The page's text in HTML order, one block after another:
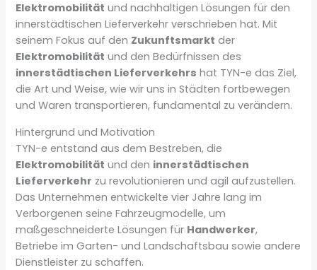
Elektromobilität und nachhaltigen Lösungen für den
innerstädtischen Lieferverkehr verschrieben hat. Mit
seinem Fokus auf den Zukunftsmarkt der
Elektromobilität und den Bedürfnissen des
innerstädtischen Lieferverkehrs hat TYN-e das Ziel,
die Art und Weise, wie wir uns in Städten fortbewegen
und Waren transportieren, fundamental zu verändern.
Hintergrund und Motivation
TYN-e entstand aus dem Bestreben, die
Elektromobilität und den innerstädtischen
Lieferverkehr zu revolutionieren und agil aufzustellen.
Das Unternehmen entwickelte vier Jahre lang im
Verborgenen seine Fahrzeugmodelle, um
maßgeschneiderte Lösungen für Handwerker,
Betriebe im Garten- und Landschaftsbau sowie andere
Dienstleister zu schaffen.